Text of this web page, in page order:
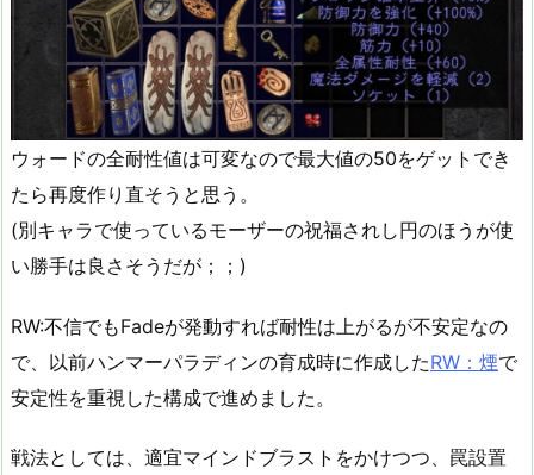
ウォードの全耐性値は可変なので最大値の50をゲットでき
たら再度作り直そうと思う。
(別キャラで使っているモーザーの祝福されし円のほうが使
い勝手は良さそうだが；；)
RW:不信でもFadeが発動すれば耐性は上がるが不安定なの
で、以前ハンマーパラディンの育成時に作成したRW：煙で
安定性を重視した構成で進めました。
戦法としては、適宜マインドブラストをかけつつ、罠設置